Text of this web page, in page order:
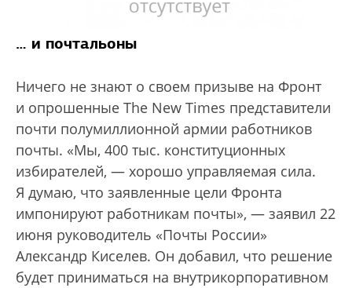
… и почтальоны
Ничего не знают о своем призыве на Фронт
и опрошенные The New Times представители
почти полумиллионной армии работников
почты. «Мы, 400 тыс. конституционных
избирателей, — хорошо управляемая сила.
Я думаю, что заявленные цели Фронта
импонируют работникам почты», — заявил 22
июня руководитель «Почты России»
Александр Киселев. Он добавил, что решение
будет приниматься на внутрикорпоративном